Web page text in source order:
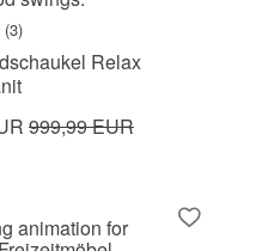
(3)
Relax
999,99 EUR